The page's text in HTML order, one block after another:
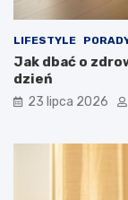
LIFESTYLE
Jak dbać o
dzień
23 lipca 2026